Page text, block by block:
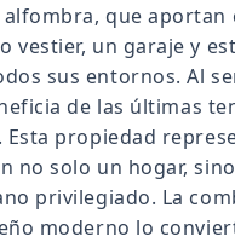
que aportan
vestier, un garaje y
sus entornos. Al
de las últimas
propiedad
no solo un hogar,
privilegiado. La
moderno lo